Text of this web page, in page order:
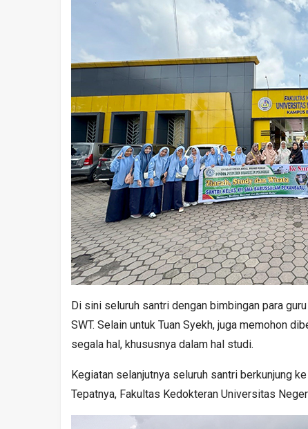
Di sini seluruh santri dengan bimbingan para
SWT. Selain untuk Tuan Syekh, juga memohon
segala hal, khususnya dalam hal studi.
Kegiatan selanjutnya seluruh santri berkunjung
Tepatnya, Fakultas Kedokteran Universitas